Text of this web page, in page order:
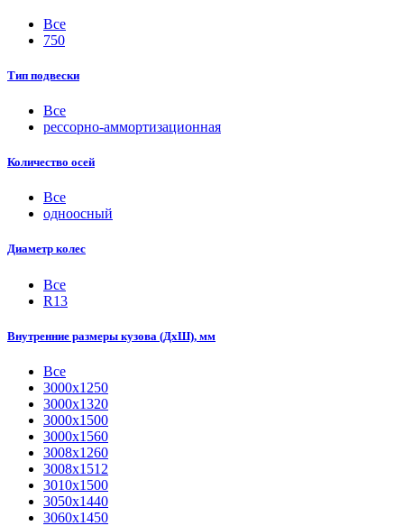
Все
750
Тип подвески
Все
рессорно-аммортизационная
Количество осей
Все
одноосный
Диаметр колес
Все
R13
Внутренние размеры кузова (ДхШ), мм
Все
3000х1250
3000х1320
3000х1500
3000х1560
3008х1260
3008х1512
3010х1500
3050х1440
3060х1450